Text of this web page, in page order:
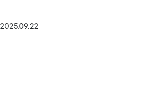
2025.09.22